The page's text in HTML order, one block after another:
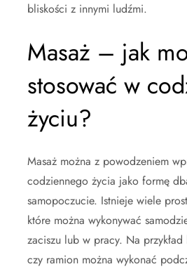
bliskości z innymi ludźmi.
Masaż – jak
stosować w
życiu?
Masaż można z powodzeniem
codziennego życia jako formę
samopoczucie. Istnieje wiele
które można wykonywać
zaciszu lub w pracy. Na przykład
czy ramion można wykonać